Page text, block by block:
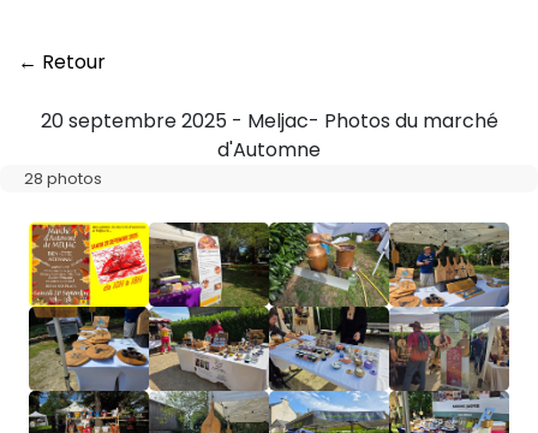
← Retour
20 septembre 2025 - Meljac- Photos du marché
d'Automne
28 photos